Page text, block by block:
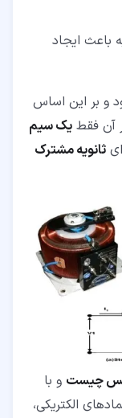
باعث ایجاد
و بر این اساس
آن فقط یک سیم
ثانویه مشترک
چیست و با
الکتریکی،